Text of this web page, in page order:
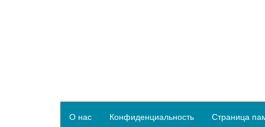
О нас Конфиденциальность Страница